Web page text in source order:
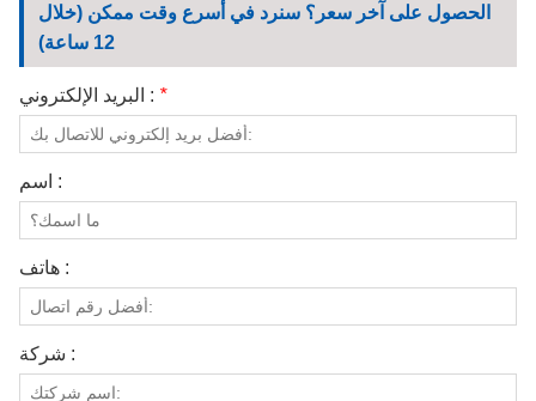
الاتصال بنا
مقاطع الفيديو
الحصول على آخر سعر؟ سنرد في أسرع وقت ممكن (خلال
12 ساعة)
البريد الإلكتروني : *
اسم :
هاتف :
شركة :